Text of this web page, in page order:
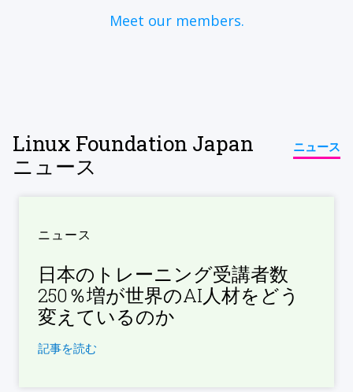
Meet our members.
Linux Foundation Japan
ニュース
ニュース
ニュース
日本のトレーニング受講者数
250％増が世界のAI人材をどう
変えているのか
記事を読む